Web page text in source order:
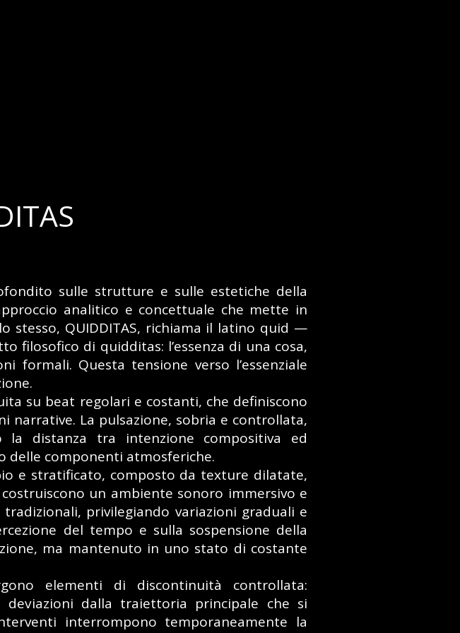
sulle strutture e sulle estetiche della
analitico e concettuale che mette in
stesso, QUIDDITAS, richiama il latino quid —
filosofico di quidditas: l’essenza di una cosa,
formali. Questa tensione verso l’essenziale
su beat regolari e costanti, che definiscono
narrative. La pulsazione, sobria e controllata,
distanza tra intenzione compositiva ed
delle componenti atmosferiche.
e stratificato, composto da texture dilatate,
un ambiente sonoro immersivo e
privilegiando variazioni graduali e
del tempo e sulla sospensione della
ma mantenuto in uno stato di costante
elementi di discontinuità controllata:
dalla traiettoria principale che si
interrompono temporaneamente la